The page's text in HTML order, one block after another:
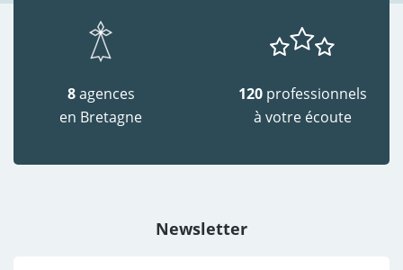
8agences
en Bretagne
120 professionnels
à votre écoute
Newsletter